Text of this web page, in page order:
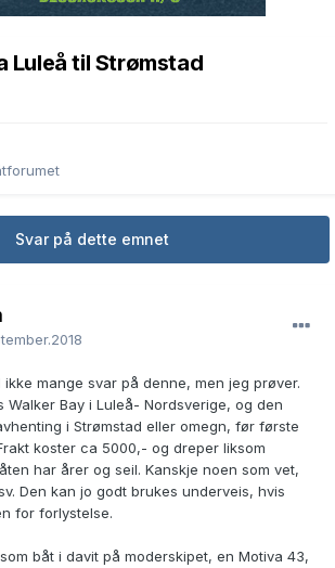
Luleå til Strømstad
Svar på dette emnet
ikke mange svar på denne, men jeg prøver.
Walker Bay i Luleå- Nordsverige, og den
i Strømstad eller omegn, før første
koster ca 5000,- og dreper liksom
har årer og seil. Kanskje noen som vet,
Den kan jo godt brukes underveis, hvis
for forlystelse.
båt i davit på moderskipet, en Motiva 43,